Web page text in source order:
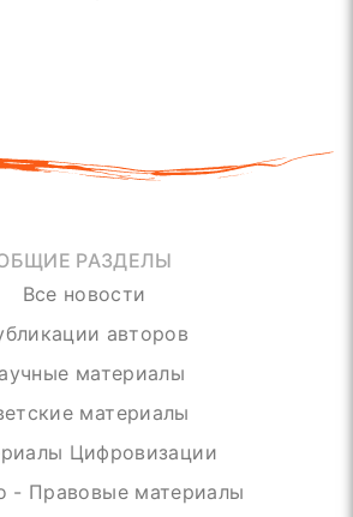
РАЗДЕЛЫ
Все новости
авторов
материалы
материалы
Цифровизации
- Правовые материалы